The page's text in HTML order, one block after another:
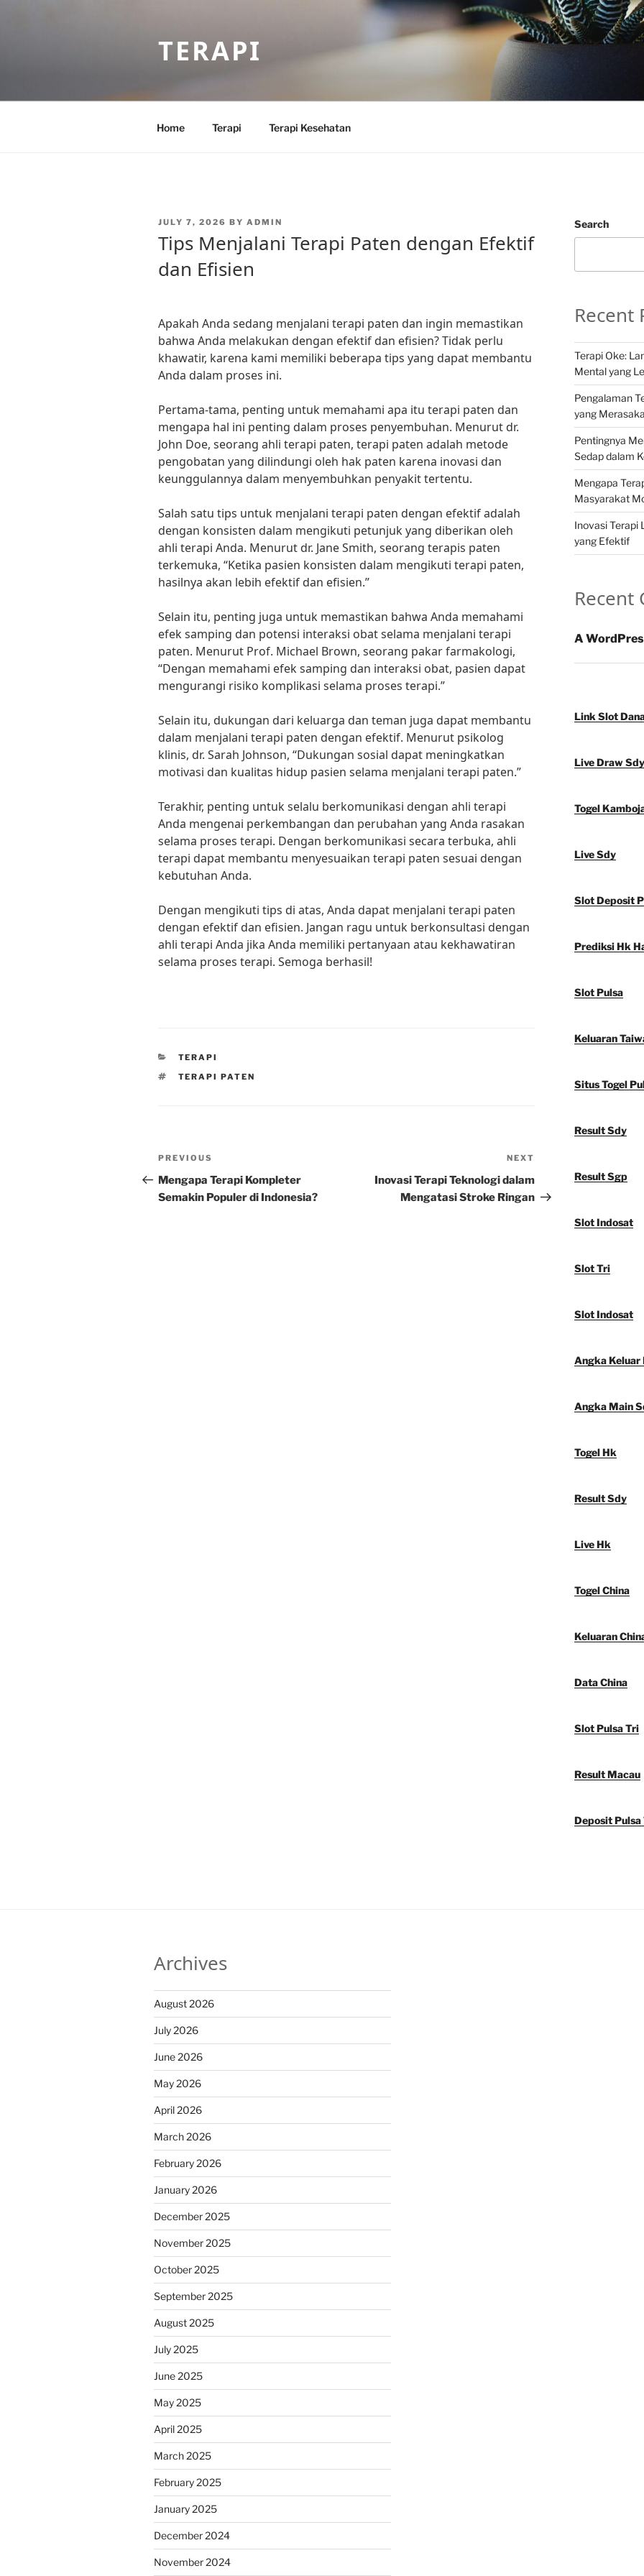
TERAPI
Home Terapi Terapi Kesehatan
POSTED
JULY 7, 2026 BY ADMIN
Tips Menjalani Terapi Paten dengan Efektif
dan Efisien
Apakah Anda sedang menjalani terapi paten dan ingin memastikan
bahwa Anda melakukan dengan efektif dan efisien? Tidak perlu
khawatir, karena kami memiliki beberapa tips yang dapat membantu
Anda dalam proses ini.
Pertama-tama, penting untuk memahami apa itu terapi paten dan
mengapa hal ini penting dalam proses penyembuhan. Menurut dr.
John Doe, seorang ahli terapi paten, terapi paten adalah metode
pengobatan yang dilindungi oleh hak paten karena inovasi dan
keunggulannya dalam menyembuhkan penyakit tertentu.
Salah satu tips untuk menjalani terapi paten dengan efektif adalah
dengan konsisten dalam mengikuti petunjuk yang diberikan oleh
ahli terapi Anda. Menurut dr. Jane Smith, seorang terapis paten
terkemuka, “Ketika pasien konsisten dalam mengikuti terapi paten,
hasilnya akan lebih efektif dan efisien.”
Selain itu, penting juga untuk memastikan bahwa Anda memahami
efek samping dan potensi interaksi obat selama menjalani terapi
paten. Menurut Prof. Michael Brown, seorang pakar farmakologi,
“Dengan memahami efek samping dan interaksi obat, pasien dapat
mengurangi risiko komplikasi selama proses terapi.”
Selain itu, dukungan dari keluarga dan teman juga dapat membantu
dalam menjalani terapi paten dengan efektif. Menurut psikolog
klinis, dr. Sarah Johnson, “Dukungan sosial dapat meningkatkan
motivasi dan kualitas hidup pasien selama menjalani terapi paten.”
Terakhir, penting untuk selalu berkomunikasi dengan ahli terapi
Anda mengenai perkembangan dan perubahan yang Anda rasakan
selama proses terapi. Dengan berkomunikasi secara terbuka, ahli
terapi dapat membantu menyesuaikan terapi paten sesuai dengan
kebutuhan Anda.
Dengan mengikuti tips di atas, Anda dapat menjalani terapi paten
dengan efektif dan efisien. Jangan ragu untuk berkonsultasi dengan
ahli terapi Anda jika Anda memiliki pertanyaan atau kekhawatiran
selama proses terapi. Semoga berhasil!
CATEGORIES
TERAPI
TAGS
TERAPI PATEN
Post
navigation
Previous
Post
PREVIOUS
Mengapa Terapi Kompleter
Semakin Populer di Indonesia?
Post
NEXT
Inovasi Terapi Teknologi dalam
Mengatasi Stroke Ringan
Search
Recent
Terapi Oke:
Mental yang
Pengalaman
yang
Pentingnya
Sedap dalam
Mengapa
Masyarakat
Inovasi Terapi
yang Efektif
Recent
A
Link Slot
Live Draw Sdy
Togel
Live Sdy
Slot Deposit
Prediksi Hk
Slot Pulsa
Keluaran
Situs Togel
Result Sdy
Result Sgp
Slot Indosat
Slot Tri
Slot Indosat
Angka Keluar
Angka Main
Togel Hk
Result Sdy
Live Hk
Togel China
Keluaran
Data China
Slot Pulsa Tri
Result Macau
Deposit Pulsa
Archives
August 2026
July 2026
June 2026
May 2026
April 2026
March 2026
February 2026
January 2026
December 2025
November 2025
October 2025
September 2025
August 2025
July 2025
June 2025
May 2025
April 2025
March 2025
February 2025
January 2025
December 2024
November 2024